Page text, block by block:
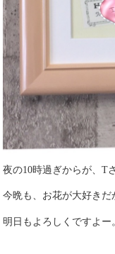
夜の10時過ぎからが、T
今晩も、お花が大好き
明日もよろしくですよー